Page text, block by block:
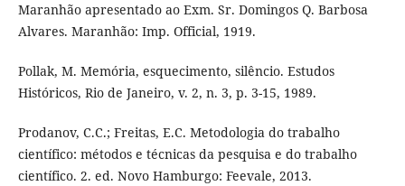
Maranhão apresentado ao Exm. Sr. Domingos Q. Barbosa
Alvares. Maranhão: Imp. Official, 1919.
Pollak, M. Memória, esquecimento, silêncio. Estudos
Históricos, Rio de Janeiro, v. 2, n. 3, p. 3-15, 1989.
Prodanov, C.C.; Freitas, E.C. Metodologia do trabalho
científico: métodos e técnicas da pesquisa e do trabalho
científico. 2. ed. Novo Hamburgo: Feevale, 2013.